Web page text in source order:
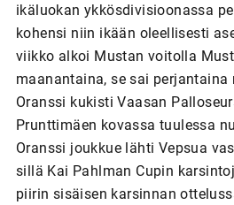
ikäluokan ykkösdivisioonassa
kohensi niin ikään oleellisesti
viikko alkoi Mustan voitolla
maanantaina, se sai perjantaina
Oranssi kukisti Vaasan
Prunttimäen kovassa tuulessa
Oranssi joukkue lähti Vepsua
sillä Kai Pahlman Cupin
piirin sisäisen karsinnan